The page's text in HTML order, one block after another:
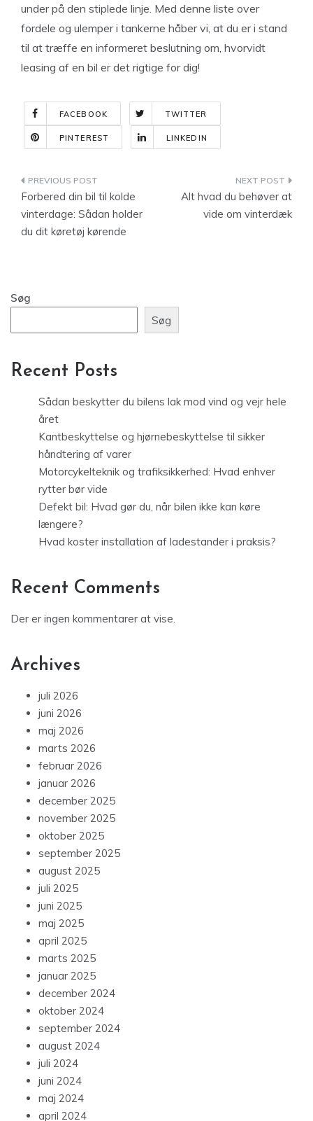
under på den stiplede linje. Med denne liste over
fordele og ulemper i tankerne håber vi, at du er i stand
til at træffe en informeret beslutning om, hvorvidt
leasing af en bil er det rigtige for dig!
FACEBOOK TWITTER
PINTEREST LINKEDIN
Indlægsnavigation
Forbered din bil til kolde
vinterdage: Sådan holder
du dit køretøj kørende
Alt hvad du behøver at
vide om vinterdæk
Søg
Søg
Recent Posts
Sådan beskytter du bilens lak mod vind og vejr hele
året
Kantbeskyttelse og hjørnebeskyttelse til sikker
håndtering af varer
Motorcykelteknik og trafiksikkerhed: Hvad enhver
rytter bør vide
Defekt bil: Hvad gør du, når bilen ikke kan køre
længere?
Hvad koster installation af ladestander i praksis?
Recent Comments
Der er ingen kommentarer at vise.
Archives
juli 2026
juni 2026
maj 2026
marts 2026
februar 2026
januar 2026
december 2025
november 2025
oktober 2025
september 2025
august 2025
juli 2025
juni 2025
maj 2025
april 2025
marts 2025
januar 2025
december 2024
oktober 2024
september 2024
august 2024
juli 2024
juni 2024
maj 2024
april 2024